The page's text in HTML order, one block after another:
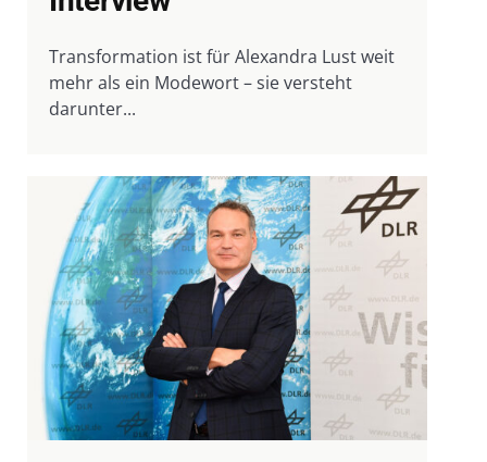
Transformation ist für Alexandra Lust weit
mehr als ein Modewort – sie versteht
darunter...